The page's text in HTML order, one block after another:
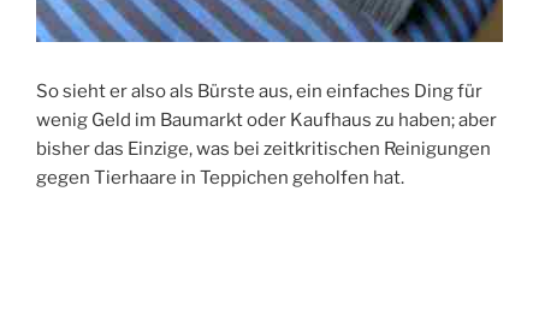
So sieht er also als Bürste aus, ein einfaches Ding für
wenig Geld im Baumarkt oder Kaufhaus zu haben; aber
bisher das Einzige, was bei zeitkritischen Reinigungen
gegen Tierhaare in Teppichen geholfen hat.